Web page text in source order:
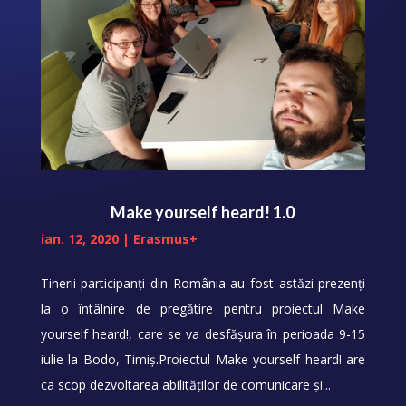
Make yourself heard! 1.0
ian. 12, 2020| Erasmus+
Tinerii participanți din România au fost astăzi prezenți
la o întâlnire de pregătire pentru proiectul Make
yourself heard!, care se va desfășura în perioada 9-15
iulie la Bodo, Timiș.Proiectul Make yourself heard! are
ca scop dezvoltarea abilităților de comunicare și...